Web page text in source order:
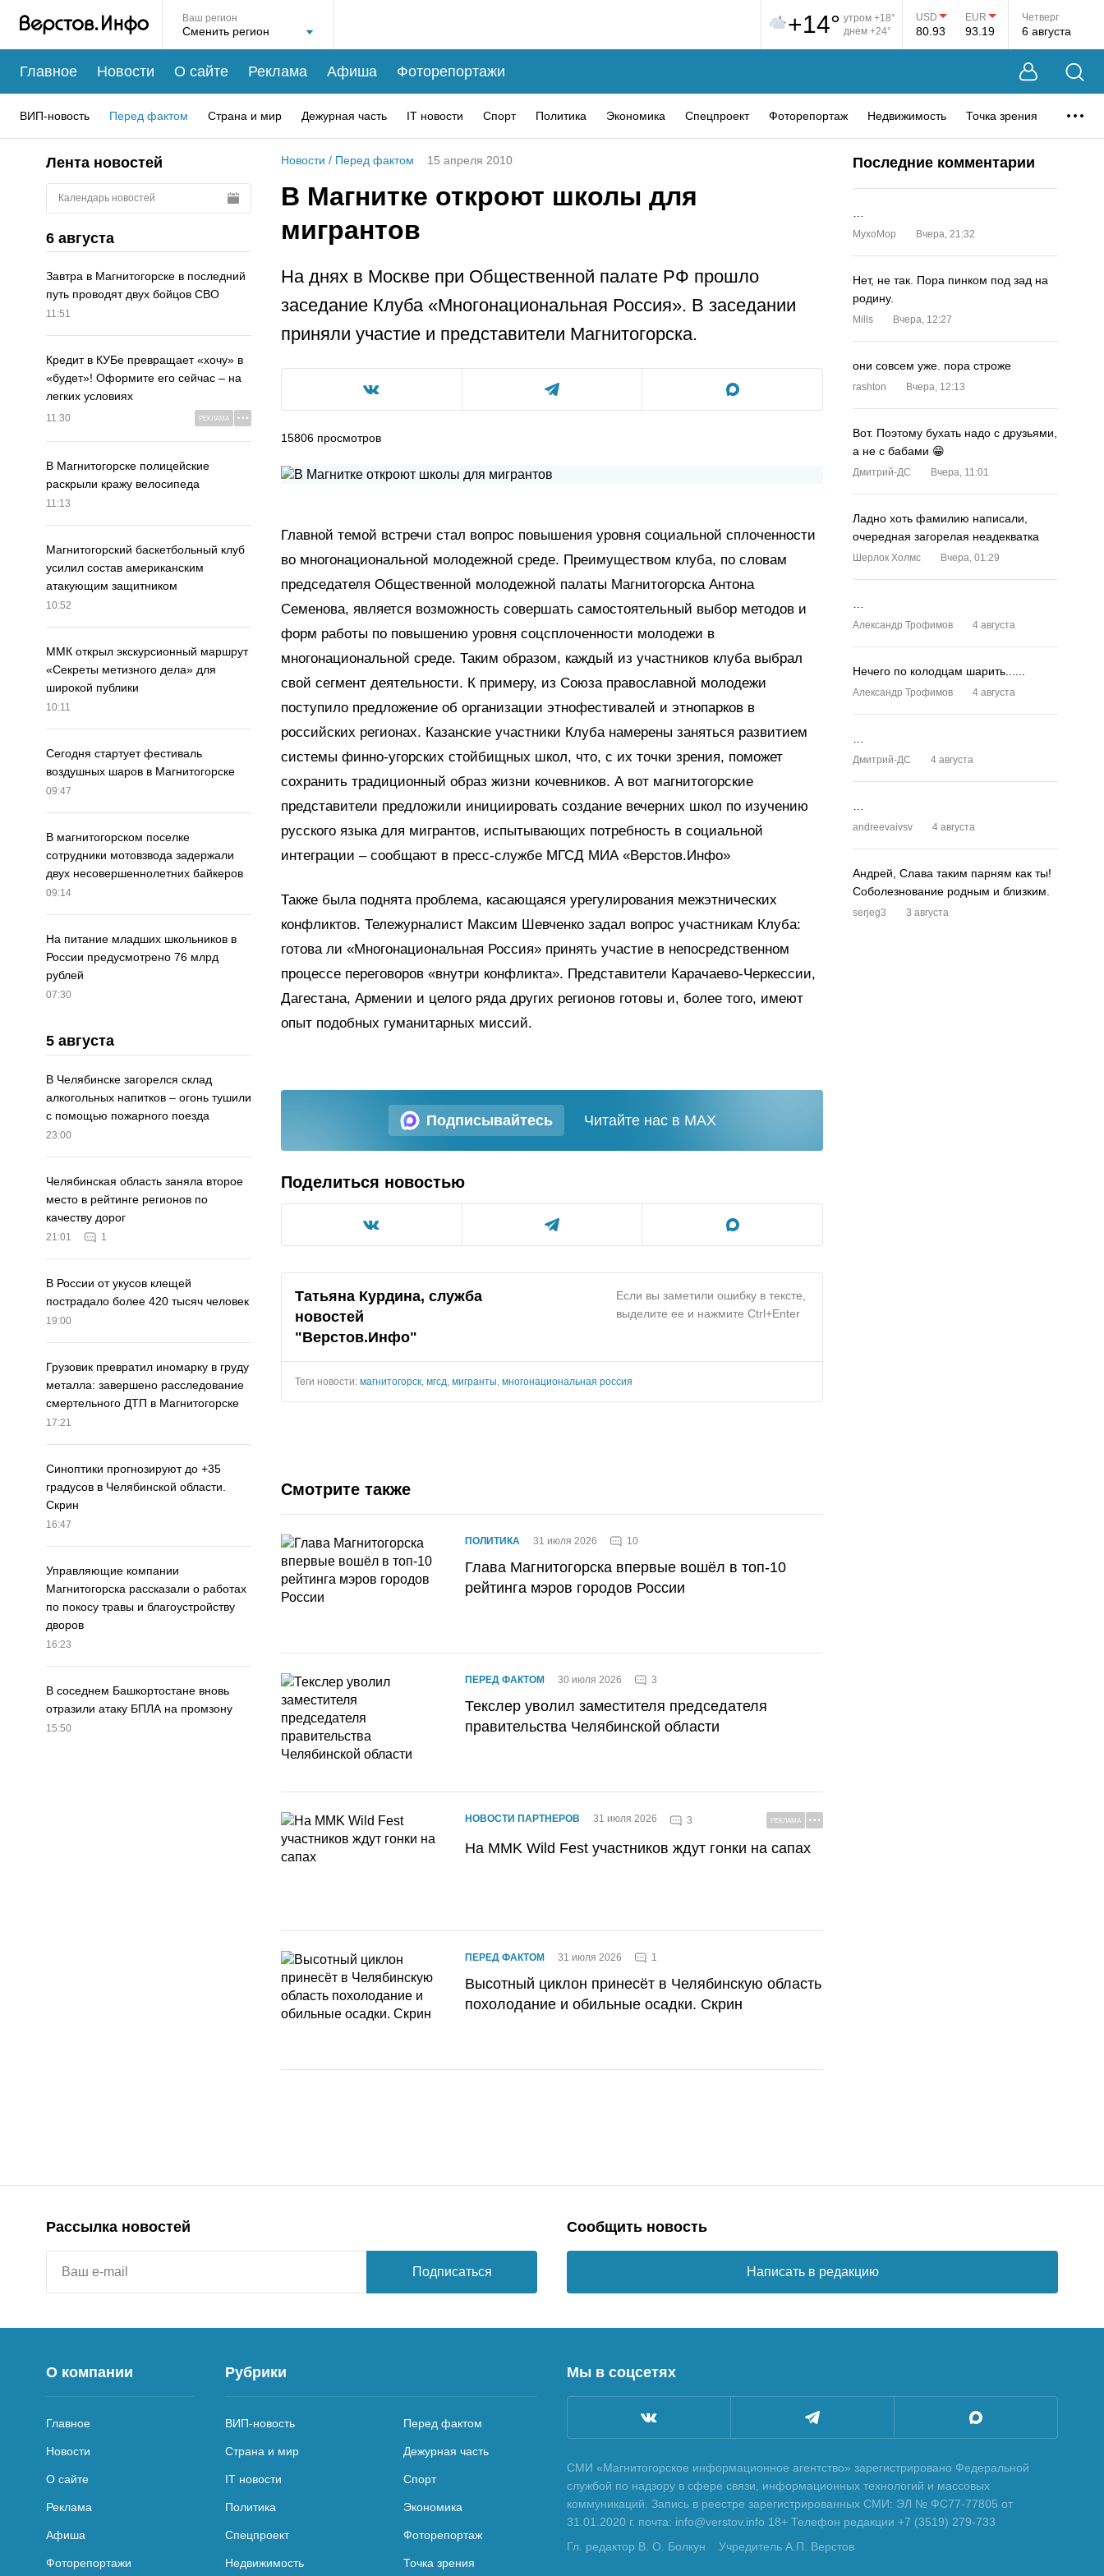
Ваш регион +14° утром +18°
днем +24°
USD
80.93
EUR
93.19
Четверг
6 августа
Главное Новости О сайте Реклама Афиша Фоторепортажи
ВИП-новость Перед фактом Страна и мир Дежурная часть IT новости Спорт Политика Экономика Спецпроект Фоторепортаж Недвижимость Точка зрения
Лента новостей
Календарь новостей
6 августа
Завтра в Магнитогорске в последний
путь проводят двух бойцов СВО
11:51
Кредит в КУБе превращает «хочу» в
«будет»! Оформите его сейчас – на
легких условиях
11:30 РЕКЛАМА
В Магнитогорске полицейские
раскрыли кражу велосипеда
11:13
Магнитогорский баскетбольный клуб
усилил состав американским
атакующим защитником
10:52
ММК открыл экскурсионный маршрут
«Секреты метизного дела» для
широкой публики
10:11
Сегодня стартует фестиваль
воздушных шаров в Магнитогорске
09:47
В магнитогорском поселке
сотрудники мотовзвода задержали
двух несовершеннолетних байкеров
09:14
На питание младших школьников в
России предусмотрено 76 млрд
рублей
07:30
5 августа
В Челябинске загорелся склад
алкогольных напитков – огонь тушили
с помощью пожарного поезда
23:00
Челябинская область заняла второе
место в рейтинге регионов по
качеству дорог
21:01 1
В России от укусов клещей
пострадало более 420 тысяч человек
19:00
Грузовик превратил иномарку в груду
металла: завершено расследование
смертельного ДТП в Магнитогорске
17:21
Синоптики прогнозируют до +35
градусов в Челябинской области.
Скрин
16:47
Управляющие компании
Магнитогорска рассказали о работах
по покосу травы и благоустройству
дворов
16:23
В соседнем Башкортостане вновь
отразили атаку БПЛА на промзону
15:50
Новости / Перед фактом 15 апреля 2010
В Магнитке откроют школы для
мигрантов
На днях в Москве при Общественной палате РФ прошло
заседание Клуба «Многонациональная Россия». В заседании
приняли участие и представители Магнитогорска.
15806 просмотров
Главной темой встречи стал вопрос повышения уровня социальной сплоченности
во многонациональной молодежной среде. Преимуществом клуба, по словам
председателя Общественной молодежной палаты Магнитогорска Антона
Семенова, является возможность совершать самостоятельный выбор методов и
форм работы по повышению уровня соцсплоченности молодежи в
многонациональной среде. Таким образом, каждый из участников клуба выбрал
свой сегмент деятельности. К примеру, из Союза православной молодежи
поступило предложение об организации этнофестивалей и этнопарков в
российских регионах. Казанские участники Клуба намерены заняться развитием
системы финно-угорских стойбищных школ, что, с их точки зрения, поможет
сохранить традиционный образ жизни кочевников. А вот магнитогорские
представители предложили инициировать создание вечерних школ по изучению
русского языка для мигрантов, испытывающих потребность в социальной
интеграции – сообщают в пресс-службе МГСД МИА «Верстов.Инфо»
Также была поднята проблема, касающаяся урегулирования межэтнических
конфликтов. Тележурналист Максим Шевченко задал вопрос участникам Клуба:
готова ли «Многонациональная Россия» принять участие в непосредственном
процессе переговоров «внутри конфликта». Представители Карачаево-Черкессии,
Дагестана, Армении и целого ряда других регионов готовы и, более того, имеют
опыт подобных гуманитарных миссий.
Подписывайтесь Читайте нас в MAX
Поделиться новостью
Татьяна Курдина, служба
новостей
"Верстов.Инфо"
Если вы заметили ошибку в тексте,
выделите ее и нажмите Ctrl+Enter
Теги новости: магнитогорск, мгсд, мигранты, многонациональная россия
Смотрите также
ПОЛИТИКА 31 июля 2026 10
Глава Магнитогорска впервые вошёл в топ-10
рейтинга мэров городов России
ПЕРЕД ФАКТОМ 30 июля 2026 3
Текслер уволил заместителя председателя
правительства Челябинской области
НОВОСТИ ПАРТНЕРОВ 31 июля 2026 3 РЕКЛАМА
На MMK Wild Fest участников ждут гонки на сапах
ПЕРЕД ФАКТОМ 31 июля 2026 1
Высотный циклон принесёт в Челябинскую область
похолодание и обильные осадки. Скрин
Последние комментарии
MyxoMop Вчера, 21:32
Нет, не так. Пора пинком под зад на
родину.
Mills Вчера, 12:27
они совсем уже. пора строже
rashton Вчера, 12:13
Вот. Поэтому бухать надо с друзьями,
а не с бабами 😁
Дмитрий-ДС Вчера, 11:01
Ладно хоть фамилию написали,
очередная загорелая неадекватка
Шерлок Холмс Вчера, 01:29
Александр Трофимов 4 августа
Нечего по колодцам шарить......
Александр Трофимов 4 августа
Дмитрий-ДС 4 августа
andreevaivsv 4 августа
Андрей, Слава таким парням как ты!
Соболезнование родным и близким.
serjeg3 3 августа
Рассылка новостей
Подписаться
Сообщить новость
Написать в редакцию
О компании
Главное
Новости
О сайте
Реклама
Афиша
Фоторепортажи
Рубрики
ВИП-новость Перед фактом
Страна и мир Дежурная часть
IT новости Спорт
Политика Экономика
Спецпроект Фоторепортаж
Недвижимость Точка зрения
Мы в соцсетях
СМИ «Магнитогорское информационное агентство» зарегистрировано Федеральной
службой по надзору в сфере связи, информационных технологий и массовых
коммуникаций. Запись в реестре зарегистрированных СМИ: ЭЛ № ФС77-77805 от
31.01.2020 г. почта: info@verstov.info 18+ Телефон редакции +7 (3519) 279-733
Гл. редактор В. О. Болкун
Учредитель А.П. Верстов